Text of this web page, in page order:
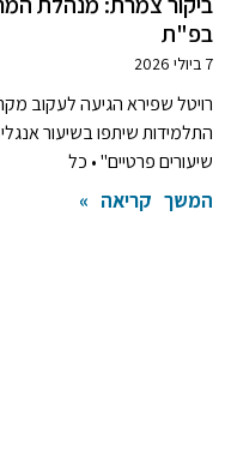
בפ"ת
7 ביולי 2026
רויטל שפירא הגיעה לעקוב
התלמידות שיתפו בשיעור
שיעורים פרטיים" • כל
המשך קריאה »